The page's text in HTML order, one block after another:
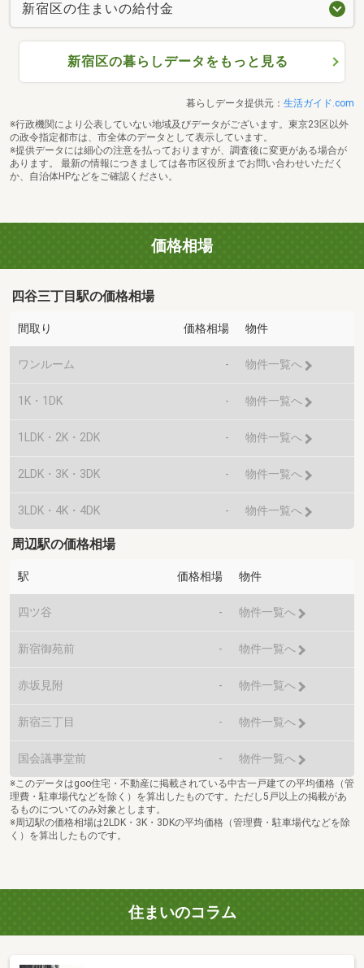
新宿区の住まいの給付金
新宿区の暮らしデータをもっと見る
暮らしデータ提供元： 生活ガイド.com
※行政機関により公表していない地域及びデータがございます。東京23区以外
の政令指定都市は、市全体のデータとして表示しています。
※提供データには細心の注意を払っておりますが、調査後に変更がある場合が
あります。 最新の情報につきましては各市区役所までお問い合わせいただく
か、自治体HPなどをご確認ください。
価格相場
四谷三丁目駅の価格相場
間取り 価格相場 物件
ワンルーム - 物件一覧へ
1K・1DK - 物件一覧へ
1LDK・2K・2DK - 物件一覧へ
2LDK・3K・3DK - 物件一覧へ
3LDK・4K・4DK - 物件一覧へ
周辺駅の価格相場
駅 価格相場 物件
四ツ谷 - 物件一覧へ
新宿御苑前 - 物件一覧へ
赤坂見附 - 物件一覧へ
新宿三丁目 - 物件一覧へ
国会議事堂前 - 物件一覧へ
※このデータはgoo住宅・不動産に掲載されている中古一戸建ての平均価格（管
理費・駐車場代などを除く）を算出したものです。ただし5戸以上の掲載があ
るものについてのみ対象とします。
※周辺駅の価格相場は2LDK・3K・3DKの平均価格（管理費・駐車場代などを除
く）を算出したものです。
住まいのコラム